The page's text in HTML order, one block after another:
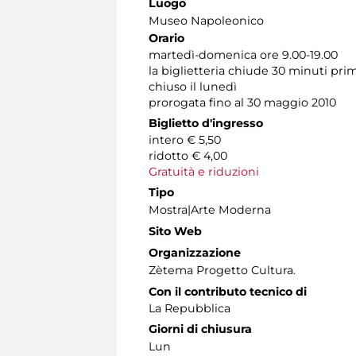
Luogo
Museo Napoleonico
Orario
martedì-domenica ore 9.00-19.00
la biglietteria chiude 30 minuti
chiuso il lunedì
prorogata fino al 30 maggio 2010
Biglietto d'ingresso
intero € 5,50
ridotto € 4,00
Gratuità e riduzioni
Tipo
Mostra|Arte Moderna
Sito Web
Organizzazione
Zètema Progetto Cultura.
Con il contributo tecnico di
La Repubblica
Giorni di chiusura
Lun